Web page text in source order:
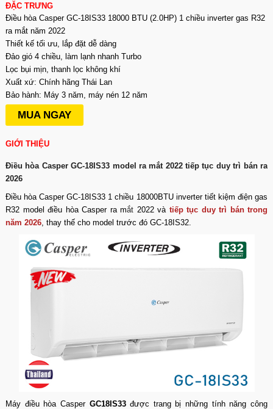
ĐẶC TRƯNG
Điều hòa Casper GC-18IS33 18000 BTU (2.0HP) 1 chiều inverter gas R32
ra mắt năm 2022
Thiết kế tối ưu, lắp đặt dễ dàng
Đảo gió 4 chiều, làm lạnh nhanh Turbo
Lọc bụi mịn, thanh lọc không khí
Xuất xứ: Chính hãng Thái Lan
Bảo hành: Máy 3 năm, máy nén 12 năm
MUA NGAY
GIỚI THIỆU
Điều hòa Casper GC-18IS33 model ra mắt 2022 tiếp tục duy trì bán ra
2026
Điều hòa Casper GC-18IS33 1 chiều 18000BTU inverter tiết kiệm điện gas
R32 model điều hòa Casperra mắt 2022 và tiếp tục duy trì bán trong
năm 2026, thay thế cho model trước đó GC-18IS32.
Máy điều hòa Casper GC18IS33được trang bị những tính năng công